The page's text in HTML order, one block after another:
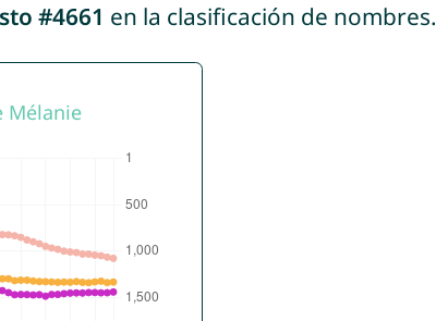
#4661 en la clasificación de nombres.